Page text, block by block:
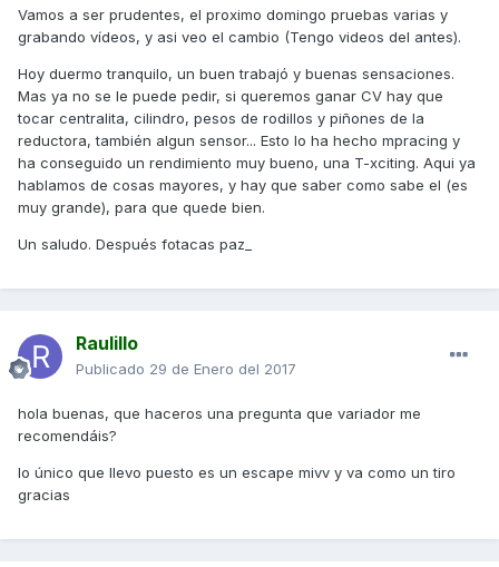
Vamos a ser prudentes, el proximo domingo pruebas varias y
grabando vídeos, y asi veo el cambio (Tengo videos del antes).
Hoy duermo tranquilo, un buen trabajó y buenas sensaciones.
Mas ya no se le puede pedir, si queremos ganar CV hay que
tocar centralita, cilindro, pesos de rodillos y piñones de la
reductora, también algun sensor... Esto lo ha hecho mpracing y
ha conseguido un rendimiento muy bueno, una T-xciting. Aqui ya
hablamos de cosas mayores, y hay que saber como sabe el (es
muy grande), para que quede bien.
Un saludo. Después fotacas paz_
Raulillo
Publicado 29 de Enero del 2017
hola buenas, que haceros una pregunta que variador me
recomendáis?
lo único que llevo puesto es un escape mivv y va como un tiro
gracias